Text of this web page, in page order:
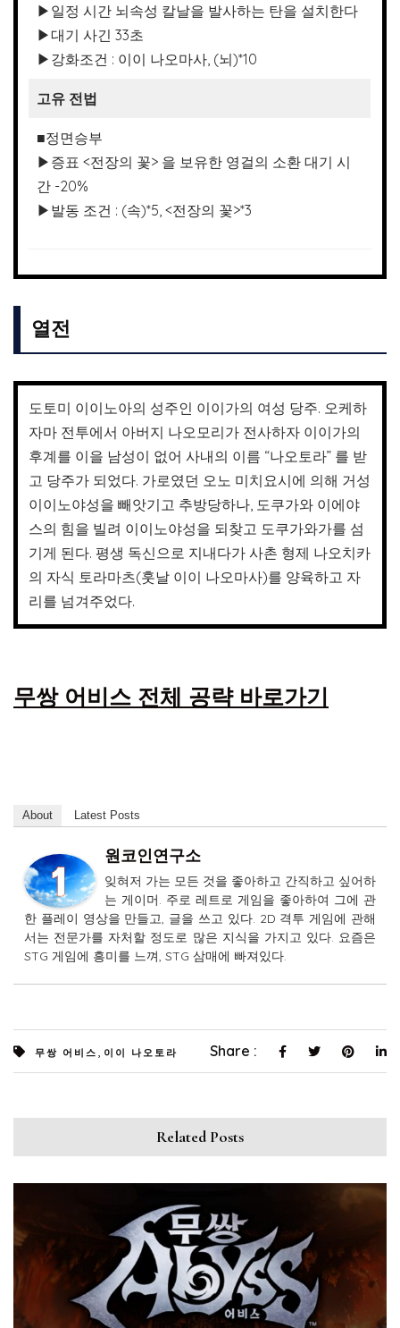
▶일정 시간 뇌속성 칼날을 발사하는 탄을 설치한다
▶대기 사긴 33초
▶강화조건 : 이이 나오마사, (뇌)*10
고유 전법
■정면승부
▶증표 <전장의 꽃> 을 보유한 영걸의 소환 대기 시
간 -20%
▶발동 조건 : (속)*5, <전장의 꽃>*3
열전
도토미 이이노아의 성주인 이이가의 여성 당주. 오케하
자마 전투에서 아버지 나오모리가 전사하자 이이가의
후계를 이을 남성이 없어 사내의 이름 “나오토라” 를 받
고 당주가 되었다. 가로였던 오노 미치요시에 의해 거성
이이노야성을 빼앗기고 추방당하나, 도쿠가와 이에야
스의 힘을 빌려 이이노야성을 되찾고 도쿠가와가를 섬
기게 된다. 평생 독신으로 지내다가 사촌 형제 나오치카
의 자식 토라마츠(훗날 이이 나오마사)를 양육하고 자
리를 넘겨주었다.
무쌍 어비스 전체 공략 바로가기
About Latest Posts
원코인연구소
잊혀저 가는 모든 것을 좋아하고 간직하고 싶어하
는 게이머. 주로 레트로 게임을 좋아하여 그에 관
한 플레이 영상을 만들고, 글을 쓰고 있다. 2D 격투 게임에 관해
서는 전문가를 자처할 정도로 많은 지식을 가지고 있다. 요즘은
STG 게임에 흥미를 느껴, STG 삼매에 빠져있다.
무쌍 어비스 이이 나오토라 Share :
Related Posts